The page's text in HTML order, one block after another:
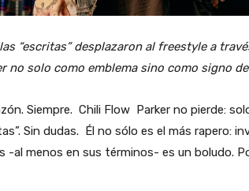
“escritas” desplazaron al freestyle a
no solo como emblema sino como signo
Siempre. Chili Flow Parker no pierde:
Sin dudas. Él no sólo es el más rapero:
-al menos en sus términos- es un boludo.